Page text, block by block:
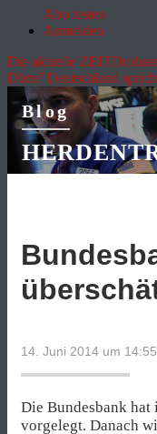
Abo testen
Anmelden
Die aktuelle ZEIT
Dürre"Deutschland
Blog
14. Juni 2014 um 14:55
Die Bundesbank hat
vorgelegt. Danach